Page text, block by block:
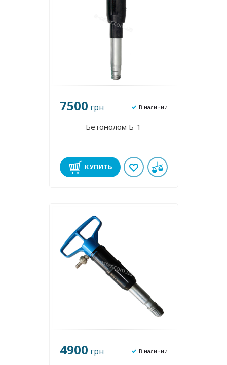
7500 грн В наличии
Бетонолом Б-1
КУПИТЬ
4900 грн В наличии